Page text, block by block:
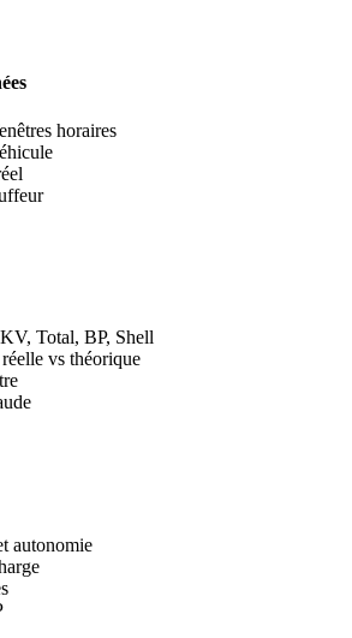
horaires
Total, BP, Shell
vs théorique
autonomie